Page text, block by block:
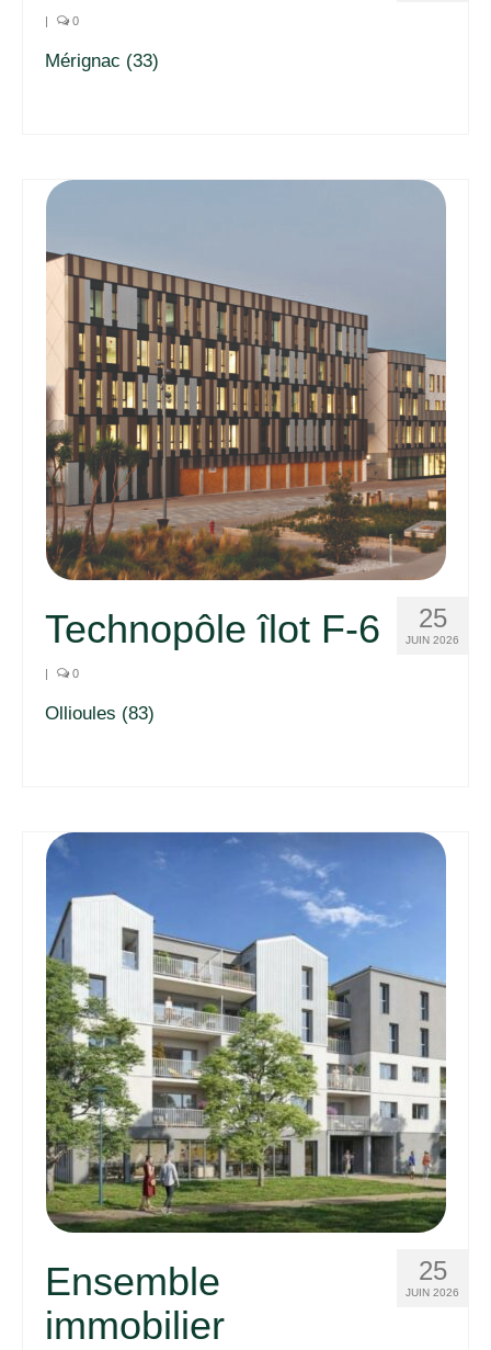
| 0
Mérignac (33)
25
JUIN 2026
Technopôle îlot F-6
| 0
Ollioules (83)
25
JUIN 2026
Ensemble
immobilier